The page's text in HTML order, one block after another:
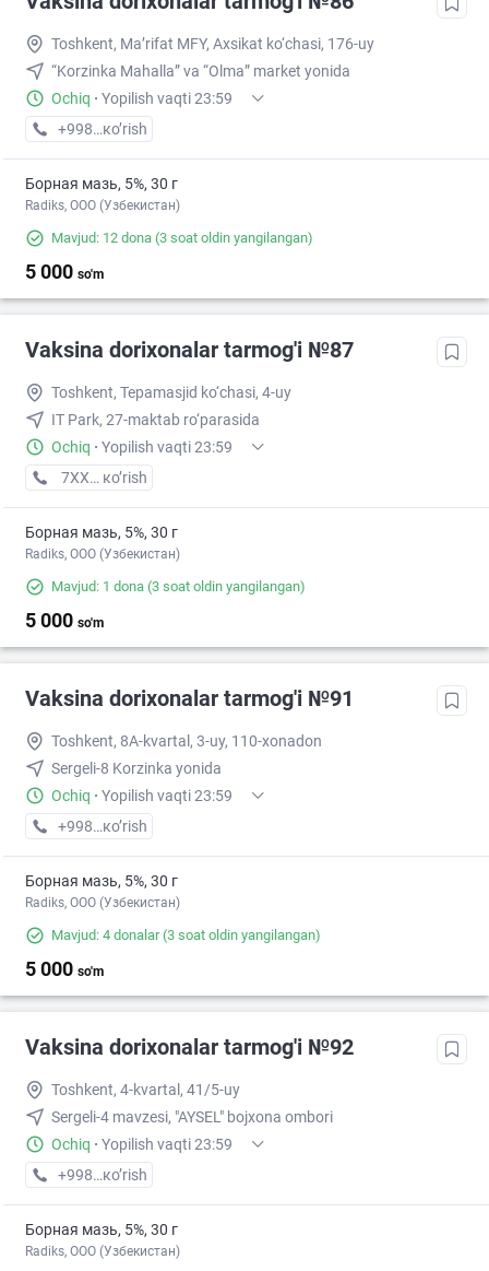
Toshkent, Ma’rifat MFY, Axsikat ko‘chasi, 176-uy
“Korzinka Mahalla” va “Olma” market yonida
Ochiq · Yopilish vaqti 23:59
+998 (77) XXX-XX-XX
кo’rish
Борная мазь, 5%, 30 г
Radiks, ООО (Узбекистан)
Mavjud: 12 dona (3 soat oldin yangilangan)
5 000 so'm
Vaksina dorixonalar tarmog'i №87
Toshkent, Tepamasjid ko‘chasi, 4-uy
IT Park, 27-maktab ro‘parasida
Ochiq · Yopilish vaqti 23:59
7XXXXXXX
кo’rish
Борная мазь, 5%, 30 г
Radiks, ООО (Узбекистан)
Mavjud: 1 dona (3 soat oldin yangilangan)
5 000 so'm
Vaksina dorixonalar tarmog'i №91
Toshkent, 8A-kvartal, 3-uy, 110-xonadon
Sergeli-8 Korzinka yonida
Ochiq · Yopilish vaqti 23:59
+998 (77) XXX-XX-XX
кo’rish
Борная мазь, 5%, 30 г
Radiks, ООО (Узбекистан)
Mavjud: 4 donalar(3 soat oldin yangilangan)
5 000 so'm
Vaksina dorixonalar tarmog'i №92
Toshkent, 4-kvartal, 41/5-uy
Sergeli-4 mavzesi, "AYSEL" bojxona ombori
Ochiq · Yopilish vaqti 23:59
+998 (77) XXX-XX-XX
кo’rish
Борная мазь, 5%, 30 г
Radiks, ООО (Узбекистан)